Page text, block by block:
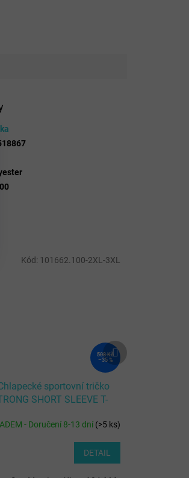
508 Kč
–35 %
sportovní tričko
SHORT SLEEVE T-
- Doručení 8-13 dní(>5 ks)
DETAIL
Kód: 101662.100-2XL-3XL
produkt